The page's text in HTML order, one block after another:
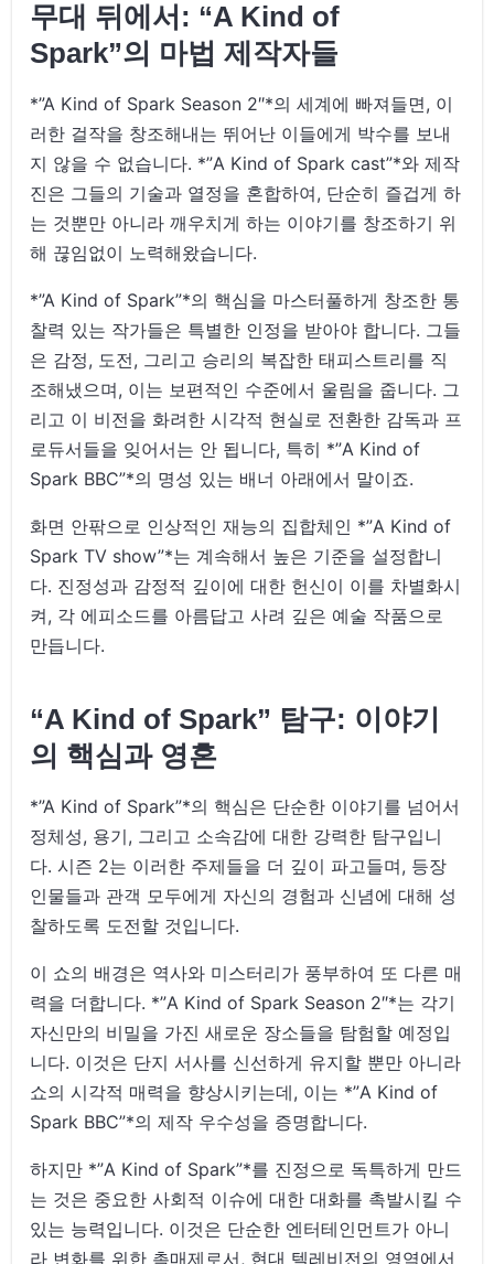
무대 뒤에서: “A Kind of
Spark”의 마법 제작자들
*”A Kind of Spark Season 2″*의 세계에 빠져들면, 이
러한 걸작을 창조해내는 뛰어난 이들에게 박수를 보내
지 않을 수 없습니다. *”A Kind of Spark cast”*와 제작
진은 그들의 기술과 열정을 혼합하여, 단순히 즐겁게 하
는 것뿐만 아니라 깨우치게 하는 이야기를 창조하기 위
해 끊임없이 노력해왔습니다.
*”A Kind of Spark”*의 핵심을 마스터풀하게 창조한 통
찰력 있는 작가들은 특별한 인정을 받아야 합니다. 그들
은 감정, 도전, 그리고 승리의 복잡한 태피스트리를 직
조해냈으며, 이는 보편적인 수준에서 울림을 줍니다. 그
리고 이 비전을 화려한 시각적 현실로 전환한 감독과 프
로듀서들을 잊어서는 안 됩니다, 특히 *”A Kind of
Spark BBC”*의 명성 있는 배너 아래에서 말이죠.
화면 안팎으로 인상적인 재능의 집합체인 *”A Kind of
Spark TV show”*는 계속해서 높은 기준을 설정합니
다. 진정성과 감정적 깊이에 대한 헌신이 이를 차별화시
켜, 각 에피소드를 아름답고 사려 깊은 예술 작품으로
만듭니다.
“A Kind of Spark” 탐구: 이야기
의 핵심과 영혼
*”A Kind of Spark”*의 핵심은 단순한 이야기를 넘어서
정체성, 용기, 그리고 소속감에 대한 강력한 탐구입니
다. 시즌 2는 이러한 주제들을 더 깊이 파고들며, 등장
인물들과 관객 모두에게 자신의 경험과 신념에 대해 성
찰하도록 도전할 것입니다.
이 쇼의 배경은 역사와 미스터리가 풍부하여 또 다른 매
력을 더합니다. *”A Kind of Spark Season 2″*는 각기
자신만의 비밀을 가진 새로운 장소들을 탐험할 예정입
니다. 이것은 단지 서사를 신선하게 유지할 뿐만 아니라
쇼의 시각적 매력을 향상시키는데, 이는 *”A Kind of
Spark BBC”*의 제작 우수성을 증명합니다.
하지만 *”A Kind of Spark”*를 진정으로 독특하게 만드
는 것은 중요한 사회적 이슈에 대한 대화를 촉발시킬 수
있는 능력입니다. 이것은 단순한 엔터테인먼트가 아니
라 변화를 위한 촉매제로서, 현대 텔레비전의 영역에서